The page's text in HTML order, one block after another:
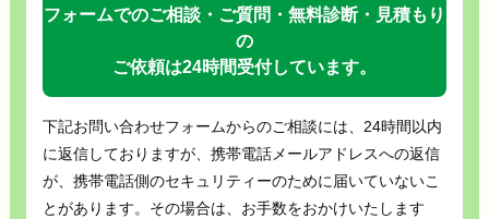
フォームでのご相談・ご質問・無料診断・見積もり
の
ご依頼は24時間受付しています。
下記お問い合わせフォームからのご相談には、24時間以内
に返信しておりますが、携帯電話メールアドレスへの返信
が、携帯電話側のセキュリティーのために届いていないこ
とがあります。その場合は、お手数をおかけいたします